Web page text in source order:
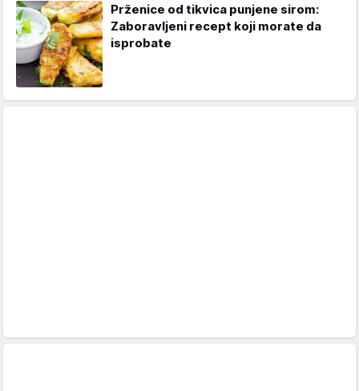
Prženice od tikvica punjene sirom:
Zaboravljeni recept koji morate da
isprobate